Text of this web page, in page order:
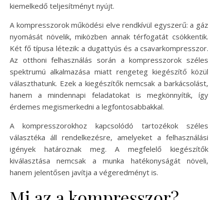
kiemelkedő teljesítményt nyújt.
A kompresszorok működési elve rendkívül egyszerű: a gáz
nyomását növelik, miközben annak térfogatát csökkentik.
Két fő típusa létezik: a dugattyús és a csavarkompresszor.
Az otthoni felhasználás során a kompresszorok széles
spektrumú alkalmazása miatt rengeteg kiegészítő közül
választhatunk. Ezek a kiegészítők nemcsak a barkácsolást,
hanem a mindennapi feladatokat is megkönnyítik, így
érdemes megismerkedni a legfontosabbakkal.
A kompresszorokhoz kapcsolódó tartozékok széles
választéka áll rendelkezésre, amelyeket a felhasználási
igények határoznak meg. A megfelelő kiegészítők
kiválasztása nemcsak a munka hatékonyságát növeli,
hanem jelentősen javítja a végeredményt is.